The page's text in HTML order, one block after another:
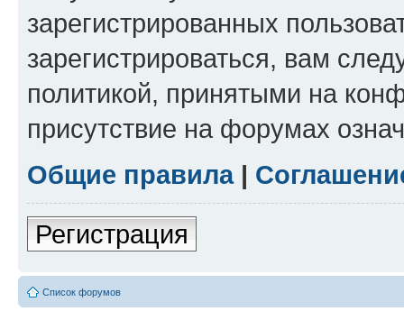
зарегистрированных
зарегистрироваться, вам
политикой, принятыми на
присутствие на форумах
Общие правила|
Регистрация
Список форумов